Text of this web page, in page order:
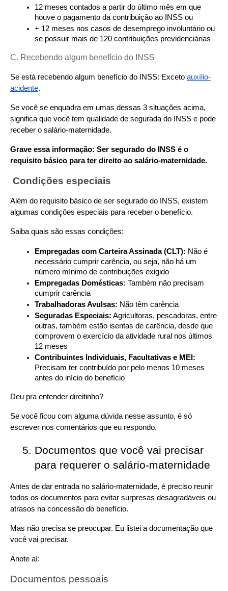
12 meses contados a partir do último mês em que
houve o pagamento da contribuição ao INSS ou
+ 12 meses nos casos de desemprego involuntário ou
se possuir mais de 120 contribuições previdenciárias
C. Recebendo algum benefício do INSS
Se está recebendo algum benefício do INSS: Exceto auxílio-
acidente.
Se você se enquadra em umas dessas 3 situações acima,
significa que você tem qualidade de segurada do INSS e pode
receber o salário-maternidade.
Grave essa informação: Ser segurado do INSS é o
requisito básico para ter direito ao salário-maternidade.
Condições especiais
Além do requisito básico de ser segurado do INSS, existem
algumas condições especiais para receber o benefício.
Saiba quais são essas condições:
Empregadas com Carteira Assinada (CLT): Não é
necessário cumprir carência, ou seja, não há um
número mínimo de contribuições exigido
Empregadas Domésticas: Também não precisam
cumprir carência
Trabalhadoras Avulsas: Não têm carência
Seguradas Especiais: Agricultoras, pescadoras, entre
outras, também estão isentas de carência, desde que
comprovem o exercício da atividade rural nos últimos
12 meses
Contribuintes Individuais, Facultativas e MEI:
Precisam ter contribuído por pelo menos 10 meses
antes do início do benefício
Deu pra entender direitinho?
Se você ficou com alguma dúvida nesse assunto, é só
escrever nos comentários que eu respondo.
Documentos que você vai precisar
para requerer o salário-maternidade
Antes de dar entrada no salário-maternidade, é preciso reunir
todos os documentos para evitar surpresas desagradáveis ou
atrasos na concessão do benefício.
Mas não precisa se preocupar. Eu listei a documentação que
você vai precisar.
Anote aí:
Documentos pessoais